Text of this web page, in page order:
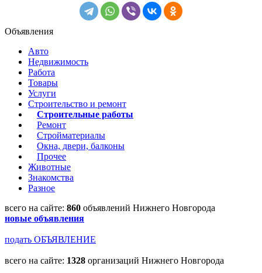
Объявления
Авто
Недвижимость
Работа
Товары
Услуги
Строительство и ремонт
Строительные работы
Ремонт
Стройматериалы
Окна, двери, балконы
Прочее
Животные
Знакомства
Разное
всего на сайте: 860 объявлений Нижнего Новгорода
новые объявления
подать ОБЪЯВЛЕНИЕ
всего на сайте: 1328 организаций Нижнего Новгорода